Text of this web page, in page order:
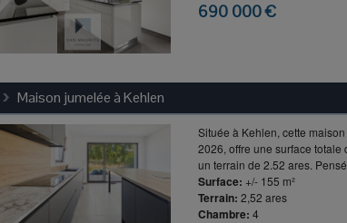
690 000 €
Maison jumelée àKehlen
Située à Kehlen, cette
2026, offre une surface totale
un terrain de 2.52 ares.
Surface: +/- 155 m²
Terrain: 2,52 ares
Chambre: 4